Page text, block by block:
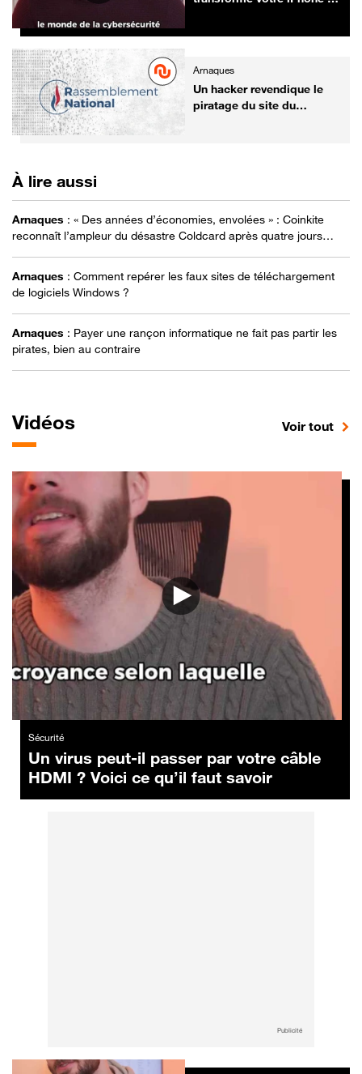
Arnaques
Un hacker revendique le
piratage du site du
À lire aussi
Arnaques : « Des années d’économies, envolées » : Coinkite
reconnaît l’ampleur du désastre Coldcard après quatre jours
Arnaques : Comment repérer les faux sites de téléchargement
de logiciels Windows ?
Arnaques : Payer une rançon informatique ne fait pas partir les
pirates, bien au contraire
Vidéos Voir toutsur
Sécurité
Un virus peut-il passer par votre câble
HDMI ? Voici ce qu’il faut savoir
Publicité